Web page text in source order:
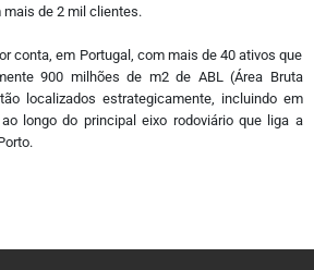
de 2 mil clientes.
conta, em Portugal, com mais de 40 ativos que
900 milhões de m2 de ABL (Área Bruta
localizados estrategicamente, incluindo em
longo do principal eixo rodoviário que liga a